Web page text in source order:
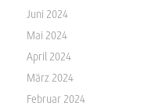
Juni 2024
Mai 2024
April 2024
März 2024
Februar 2024